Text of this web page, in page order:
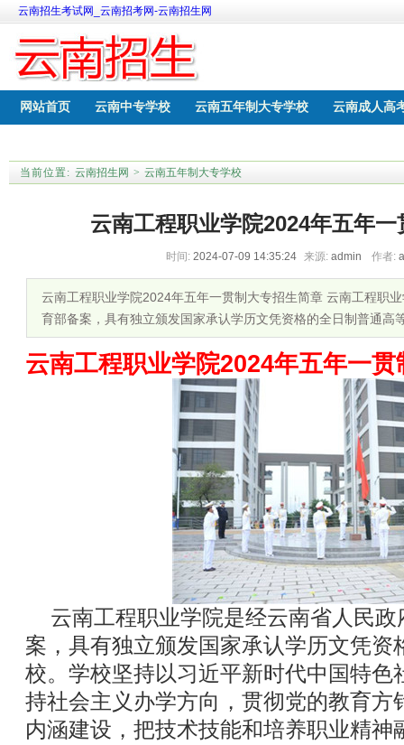
云南招生考试网_云南招考网-云南招生网
网站首页 云南中专学校 云南五年制大专学校 云南成人高
当前位置: 云南招生网 > 云南五年制大专学校
云南工程职业学院2024年五年
时间: 2024-07-09 14:35:24 来源: admin 作者:
云南工程职业学院2024年五年一贯制大专招生简章 云南工程职
育部备案，具有独立颁发国家承认学历文凭资格的全日制普通高
云南工程职业学院2024年五年一
云南工程职业学院是经云南省人民政
案，具有独立颁发国家承认学历文凭资
校。学校坚持以习近平新时代中国特色
持社会主义办学方向，贯彻党的教育方
内涵建设，把技术技能和培养职业精神